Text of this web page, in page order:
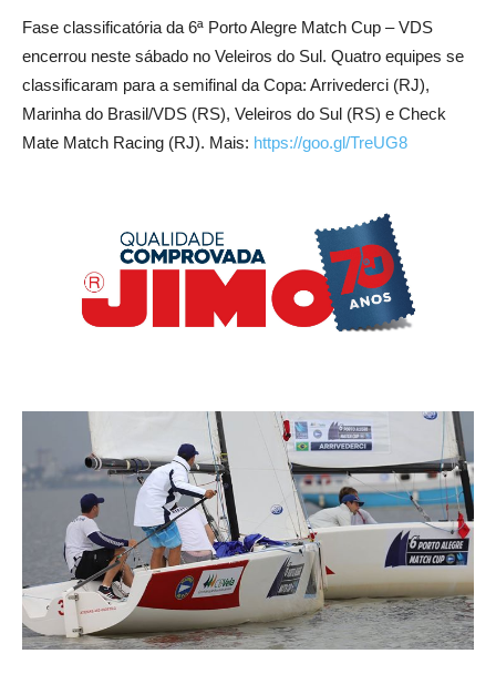
Fase classificatória da 6ª Porto Alegre Match Cup – VDS
encerrou neste sábado no Veleiros do Sul. Quatro equipes se
classificaram para a semifinal da Copa: Arrivederci (RJ),
Marinha do Brasil/VDS (RS), Veleiros do Sul (RS) e Check
Mate Match Racing (RJ). Mais: https://goo.gl/TreUG8